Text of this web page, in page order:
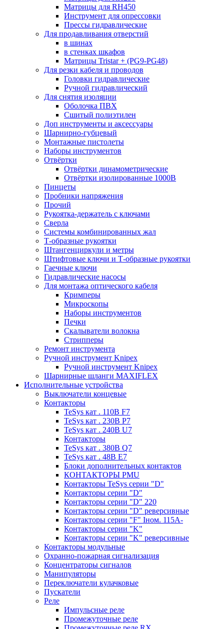
Матрицы для RH450
Инструмент для опрессовки
Прессы гидравлические
Для продавливания отверстий
в шинах
в стенках шкафов
Матрицы Tristar + (PG9-PG48)
Для резки кабеля и проводов
Головки гидравлические
Ручной гидравлический
Для снятия изоляции
Оболочка ПВХ
Сшитый полиэтилен
Доп инструменты и аксессуары
Шарнирно-губцевый
Монтажные пистолеты
Наборы инструментов
Отвёртки
Отвёртки динамометрические
Отвёртки изолированные 1000В
Пинцеты
Пробники напряжения
Прочий
Рукоятка-держатель с ключами
Сверла
Системы комбинированных жал
Т-образные рукоятки
Штангенциркули и метры
Штифтовые ключи и Т-образные рукоятки
Гаечные ключи
Гидравлические насосы
Для монтажа оптического кабеля
Кримперы
Микроскопы
Наборы инструментов
Печки
Скалыватели волокна
Стрипперы
Ремонт инструмента
Ручной инструмент Knipex
Ручной инструмент Knipex
Шарнирные шланги MAXIFLEX
Исполнительные устройства
Выключатели концевые
Контакторы
TeSys кат . 110В F7
TeSys кат . 230В P7
TeSys кат . 240В U7
Контакторы
TeSys кат . 380В Q7
TeSys кат . 48В E7
Блоки дополнительных контактов
КОНТАКТОРЫ PMU
Контакторы TeSys серии "D"
Контакторы серии "D"
Контакторы серии "D" 220
Контакторы серии "D" реверсивные
Контакторы серии "F" Iном. 115А-
Контакторы серии "K"
Контакторы серии "K" реверсивные
Контакторы модульные
Охранно-пожарная сигнализация
Концентраторы сигналов
Манипуляторы
Переключатели кулачковые
Пускатели
Реле
Импульсные реле
Промежуточные реле